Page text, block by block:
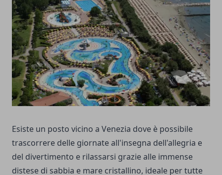
Esiste un posto vicino a Venezia dove è possibile
trascorrere delle giornate all'insegna dell'allegria e
del divertimento e rilassarsi grazie alle immense
distese di sabbia e mare cristallino, ideale per tutte